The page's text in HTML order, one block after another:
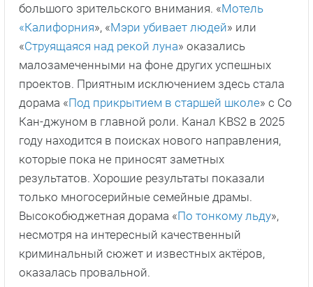
большого зрительского внимания. «Мотель
«Калифорния», «Мэри убивает людей» или
«Струящаяся над рекой луна» оказались
малозамеченными на фоне других успешных
проектов. Приятным исключением здесь стала
дорама «Под прикрытием в старшей школе» с Со
Кан-джуном в главной роли. Канал KBS2 в 2025
году находится в поисках нового направления,
которые пока не приносят заметных
результатов. Хорошие результаты показали
только многосерийные семейные драмы.
Высокобюджетная дорама «По тонкому льду»,
несмотря на интересный качественный
криминальный сюжет и известных актёров,
оказалась провальной.